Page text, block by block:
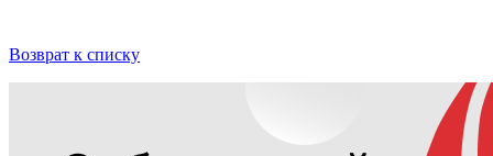
Возврат к списку